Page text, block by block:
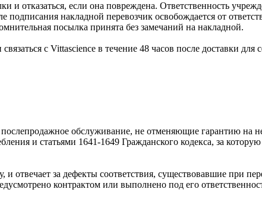
и отказаться, если она повреждена. Ответственность
подписания накладной перевозчик освобождается от
посылка принята без замечаний на накладной.
с Vittascience в течение 48 часов после доставки
обслуживание, не отменяющие гарантию на
и статьями 1641-1649 Гражданского кодекса, за которую
и отвечает за дефекты соответствия, существовавшие при
контрактом или выполнено под его